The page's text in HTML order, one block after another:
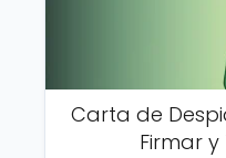
Carta de
Firmar y